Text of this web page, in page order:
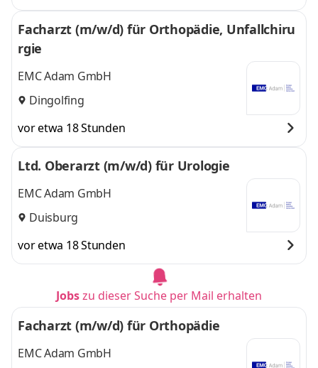
Facharzt (m/w/d) für Orthopädie, Unfallchiru
rgie
EMC Adam GmbH
Dingolfing
vor etwa 18 Stunden
Ltd. Oberarzt (m/w/d) für Urologie
EMC Adam GmbH
Duisburg
vor etwa 18 Stunden
Jobszu dieser Suche per Mail erhalten
Facharzt (m/w/d) für Orthopädie
EMC Adam GmbH